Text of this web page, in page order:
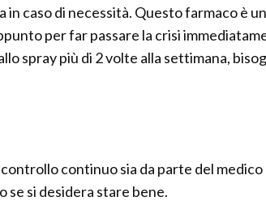
in caso di necessità. Questo farmaco è un
per far passare la crisi
spray più di 2 volte alla settimana,
continuo sia da parte del medico
se si desidera stare bene.